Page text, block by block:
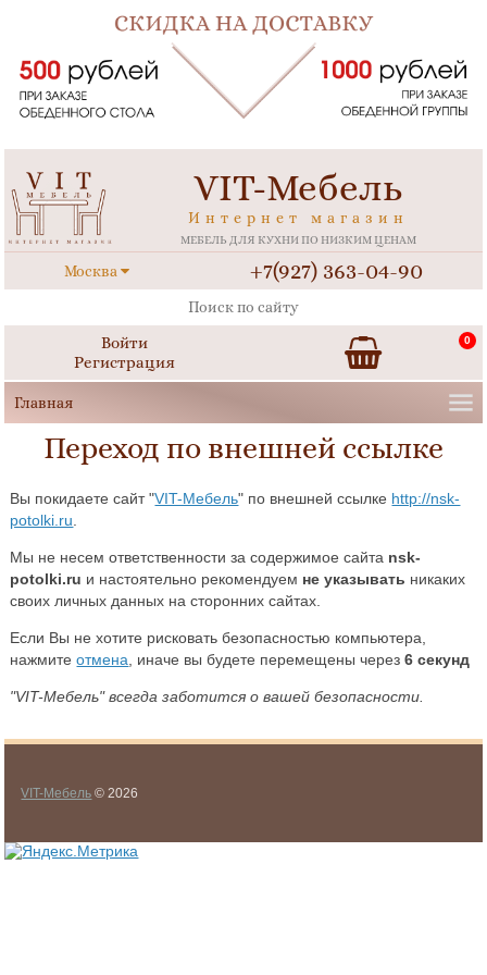
VIT-Мебель
Интернет магазин
МЕБЕЛЬ ДЛЯ КУХНИ ПО НИЗКИМ ЦЕНАМ
Москва +7(927) 363-04-90
Войти
Регистрация
0
Переход по внешней ссылке
Вы покидаете сайт "VIT-Мебель" по внешней ссылке http://nsk-
potolki.ru
Мы не несем ответственности за содержимое сайта nsk-
potolki.ru и настоятельно рекомендуем не указывать никаких
своих личных данных на сторонних сайтах.
Если Вы не хотите рисковать безопасностью компьютера,
нажмитеотмена , иначе вы будете перемещены через6 секунд
"VIT-Мебель" всегда заботится о вашей безопасности.
VIT-Мебель © 2026